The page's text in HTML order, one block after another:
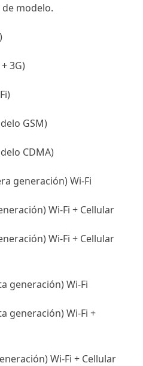
modelo.
3G)
GSM)
CDMA)
generación) Wi-Fi
Wi-Fi + Cellular
Wi-Fi + Cellular
generación) Wi-Fi
generación) Wi-Fi +
Wi-Fi + Cellular